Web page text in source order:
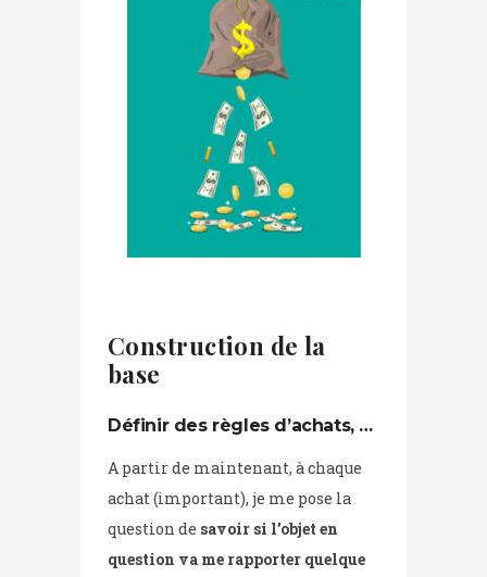
Construction de la
base
Définir des règles d’achats, …
A partir de maintenant, à chaque
achat (important), je me pose la
question de savoir si l’objet en
question va me rapporter quelque